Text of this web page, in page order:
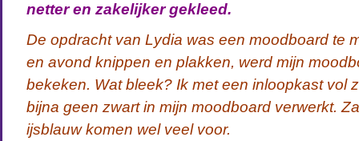
netter en zakelijker gekleed.
De opdracht van Lydia was een moodboard te
en avond knippen en plakken, werd mijn
bekeken. Wat bleek? Ik met een inloopkast vol
bijna geen zwart in mijn moodboard verwerkt.
ijsblauw komen wel veel voor.